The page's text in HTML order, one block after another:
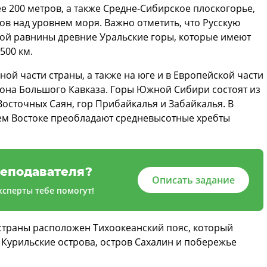
200 метров, а также Средне-Сибирское плоскогорье,
над уровнем моря. Важно отметить, что Русскую
равнины древние Уральские горы, которые имеют
км.
части страны, а также на юге и в Европейской части
Большого Кавказа. Горы Южной Сибири состоят из
Саян, гор Прибайкалья и Забайкалья. В
Востоке преобладают средневысотные хребты
тебе помогут!
Описать задание
расположен Тихоокеанский пояс, который
острова, остров Сахалин и побережье